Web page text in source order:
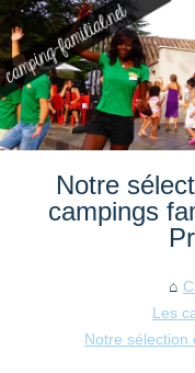
Notre
campings
Les
Notre sélection